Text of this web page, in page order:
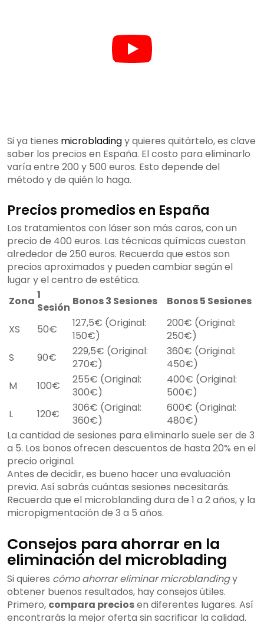
Si ya tienes microbladingy quieres quitártelo, es clave
saber los precios en España. El costo para eliminarlo
varía entre 200 y 500 euros. Esto depende del
método y de quién lo haga.
Precios promedios en España
Los tratamientos con láser son más caros, con un
precio de 400 euros. Las técnicas químicas cuestan
alrededor de 250 euros. Recuerda que estos son
precios aproximados y pueden cambiar según el
lugar y el centro de estética.
Zona 1
Sesión Bonos 3 Sesiones Bonos 5 Sesiones
XS 50€
127,5€ (Original:
150€)
200€ (Original:
250€)
S
90€
229,5€ (Original:
270€)
360€ (Original:
450€)
M
100€
255€ (Original:
300€)
400€ (Original:
500€)
L
120€
306€ (Original:
360€)
600€ (Original:
480€)
La cantidad de sesiones para eliminarlo suele ser de 3
a 5. Los bonos ofrecen descuentos de hasta 20% en el
precio original.
Antes de decidir, es bueno hacer una evaluación
previa. Así sabrás cuántas sesiones necesitarás.
Recuerda que el microblanding dura de 1 a 2 años, y la
micropigmentación de 3 a 5 años.
Consejos para ahorrar en la
eliminación del microblading
Si quieres cómo ahorrar eliminar microblandingy
obtener buenos resultados, hay consejos útiles.
Primero, compara preciosen diferentes lugares. Así
encontrarás la mejor oferta sin sacrificar la calidad.